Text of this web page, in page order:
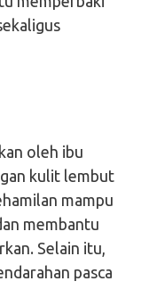
oleh ibu
kulit lembut
mampu
membantu
Selain itu,
pasca